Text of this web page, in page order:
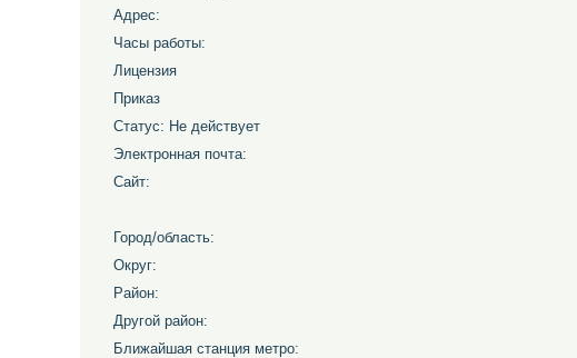
Адрес:
Часы работы:
Лицензия
Приказ
Статус: Не действует
Электронная почта:
Сайт:
Город/область:
Округ:
Район:
Другой район:
Ближайшая станция метро: